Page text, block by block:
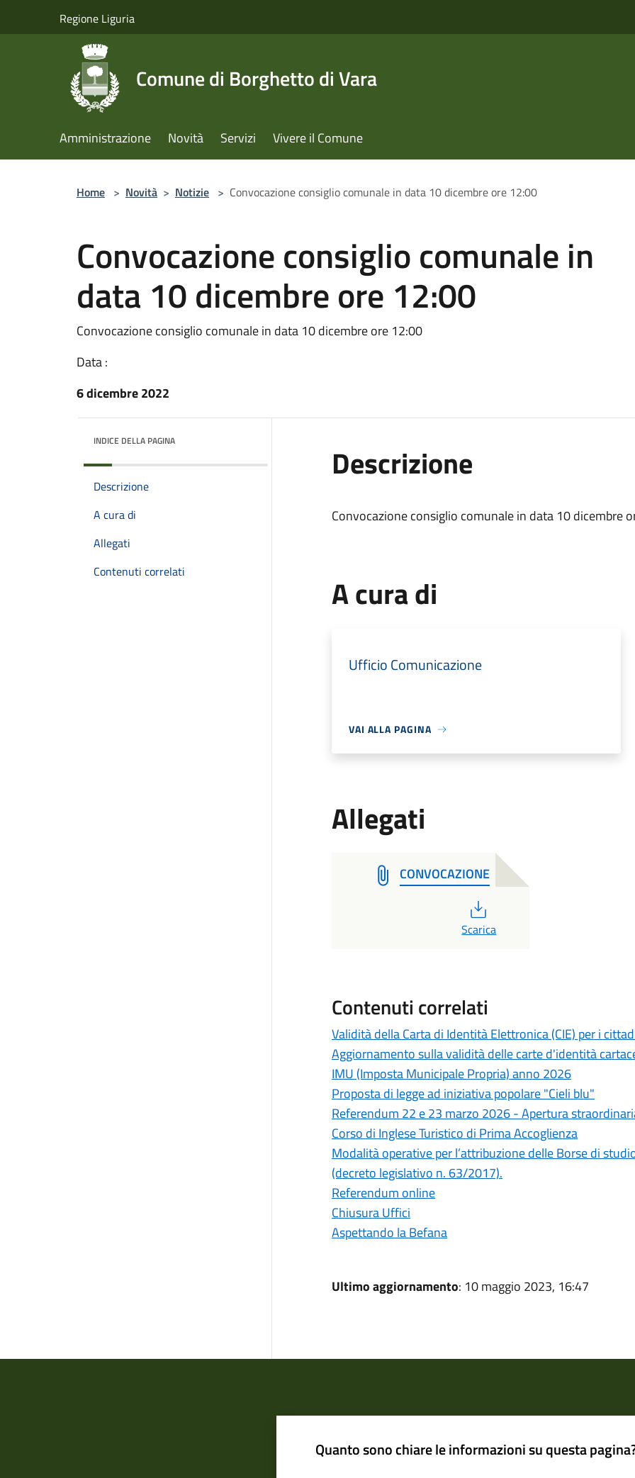
Regione Liguria
Comune di Borghetto di Vara
Amministrazione Novità Servizi Vivere il Comune
Home > Novità > Notizie > Convocazione consiglio comunale in data 10 dicembre ore 12:00
Convocazione consiglio comunale in
data 10 dicembre ore 12:00
Convocazione consiglio comunale in data 10 dicembre ore 12:00
Data :
6 dicembre 2022
INDICE DELLA PAGINA
Descrizione
A cura di
Allegati
Contenuti correlati
Descrizione
Convocazione consiglio comunale in data 10 dicembre
A cura di
Ufficio Comunicazione
VAI ALLA PAGINA
Allegati
CONVOCAZIONE
Scarica
Contenuti correlati
Validità della Carta di Identità Elettronica (CIE) per i
Aggiornamento sulla validità delle carte d'identità
IMU (Imposta Municipale Propria) anno 2026
Proposta di legge ad iniziativa popolare "Cieli blu"
Referendum 22 e 23 marzo 2026 - Apertura
Corso di Inglese Turistico di Prima Accoglienza
Modalità operative per l’attribuzione delle Borse di
(decreto legislativo n. 63/2017).
Referendum online
Chiusura Uffici
Aspettando la Befana
Ultimo aggiornamento: 10 maggio 2023, 16:47
Quanto sono chiare le informazioni su questa